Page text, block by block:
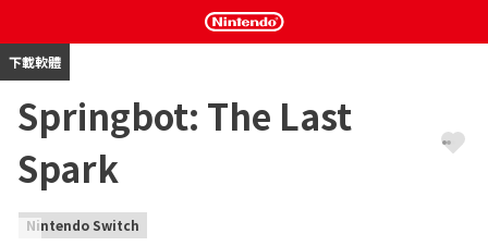
下載軟體
Springbot: The Last
Spark
Nintendo Switch